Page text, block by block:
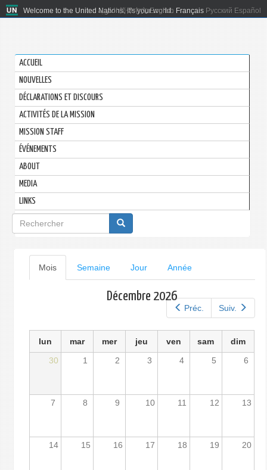
Welcome to the United Nations. It's your world.
العربية 简体中文 English Français Русский Español
ACCUEIL
NOUVELLES
DÉCLARATIONS ET DISCOURS
ACTIVITÉS DE LA MISSION
MISSION STAFF
ÉVÉNEMENTS
ABOUT
MEDIA
LINKS
Formulaire
de
recherche
Onglets
principaux
Mois(onglet
actif)
Semaine Jour Année
Préc. Suiv.
Décembre 2026
lun mar mer jeu ven sam
dim
30
1 2 3 4 5 6
7 8 9 10 11 12 13
14 15 16 17 18 19 20